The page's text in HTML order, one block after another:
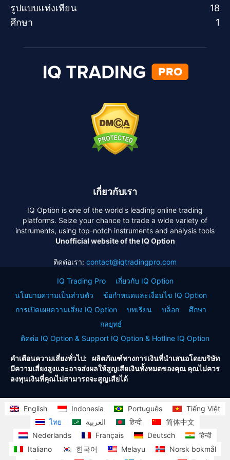
รูปแบบแท่งเทียน
18
ศึกษา
1
เกี่ยวกับเรา
IQ Option is one of the world's leading online trading
platforms. Seize your chance to trade a wide variety of
instruments, using top-notch instruments and analysis tools
Unofficial website of the IQ Option
ติดต่อเรา: contact@iqtradingpro.com
IQ Trading Pro
เกี่ยวกับ IQ Option
นโยบายความเป็นส่วนตัว
ข้อกำหนดและเงื่อนไข IQ Option
การเปิดเผยความเสี่ยง IQ Option
บทเรียน บล็อก
ศึกษา
กลยุทธ์
ติดต่อ IQ Option & Support IQ Option & Hotline IQ Option
คำเตือนความเสี่ยงทั่วไป: ผลิตภัณฑ์ทางการเงินที่นำเสนอโดยบริษัท
มีความเสี่ยงสูงและอาจส่งผลให้สูญเสียเงินทั้งหมดของคุณ คุณไม่ควร
ลงทุนเงินที่คุณไม่สามารถจะสูญเสียได้
English Indonesia Português
Tiếng Việt
ไทย
العربية हिन्दी
简体中文
Nederlands
Français Deutsch
हिन्दी
Italiano
한국어 Melayu
Norsk bokmål